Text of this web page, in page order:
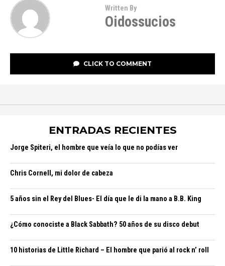
Written By
Oidossucios
CLICK TO COMMENT
ENTRADAS RECIENTES
Jorge Spiteri, el hombre que veía lo que no podías ver
Chris Cornell, mi dolor de cabeza
5 años sin el Rey del Blues- El día que le di la mano a B.B. King
¿Cómo conociste a Black Sabbath? 50 años de su disco debut
10 historias de Little Richard – El hombre que parió al rock n’ roll